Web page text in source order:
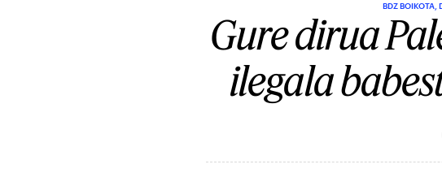
BDZ BOIKOTA,
Gure dirua
ilegala